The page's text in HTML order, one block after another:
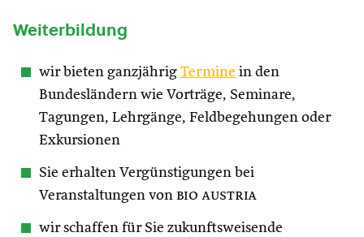
Weiterbildung
wir bieten ganzjährig Termine in den
Bundesländern wie Vorträge, Seminare,
Tagungen, Lehrgänge, Feldbegehungen oder
Exkursionen
Sie erhalten Vergünstigungen bei
Veranstaltungen von bio austria
wir schaffen für Sie zukunftsweisende